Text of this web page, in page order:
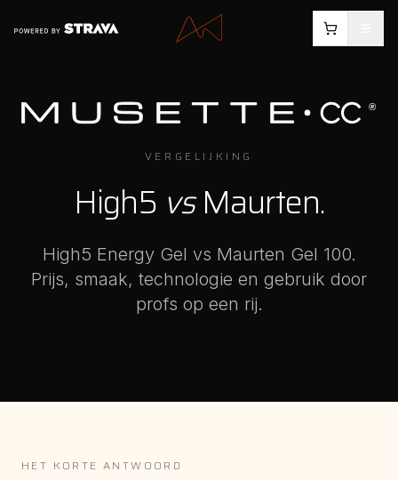
VERGELIJKING
High5 vs Maurten.
High5 Energy Gel vs Maurten Gel 100.
Prijs, smaak, technologie en gebruik door
profs op een rij.
HET KORTE ANTWOORD